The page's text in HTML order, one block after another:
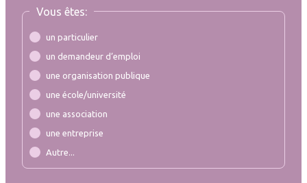
Vous êtes:
un particulier
un demandeur d’emploi
une organisation publique
une école/université
une association
une entreprise
Autre...